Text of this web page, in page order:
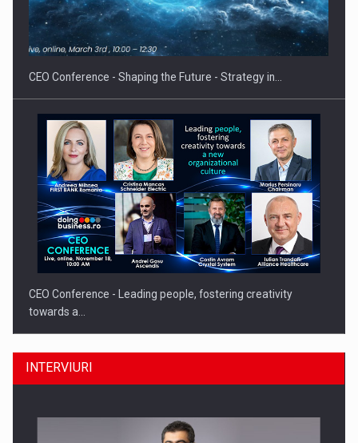
Proteinmaxxing and the Future of Protein Demand
CEO Conference - Shaping the Future - Strategy in…
CEO Conference - Leading people, fostering creativity
towards a…
INTERVIURI